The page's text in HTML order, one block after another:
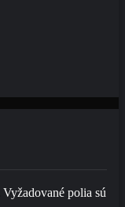
Vyžadované polia sú